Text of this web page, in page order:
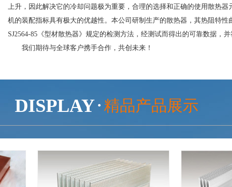
上升，因此解决它的冷却问题极为重要，合理的选择和正确的使用散热
机的装配指标具有极大的优越性。本公司研制生产的散热器，其热阻特
SJ2564-85《型材散热器》规定的检测方法，经测试而得出的可靠数据，并
我们期待与全球客户携手合作，共创未来！
DISPLAY ● 精品产品展示